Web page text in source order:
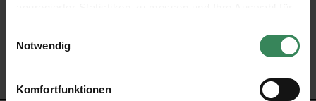
Ihre Einwilligung ist freiwillig und kann jederzeit über den
Link „Cookie-Einstellungen“ im Fußbereich der Seite
verwendeten Technologien und den Empfängern der
Notwendig
Komfortfunktionen
•Farbe: sorbet mix
Länge: 19,5cm, Ø 6 mm